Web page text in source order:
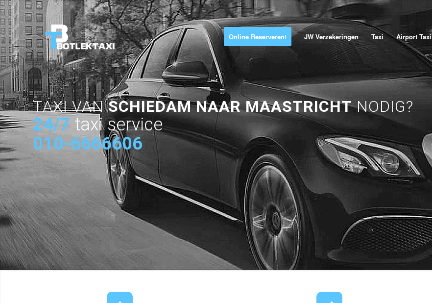
Online Reserveren! JW Verzekeringen Taxi Airport Taxi
TAXI VANSCHIEDAM NAAR MAASTRICHTNODIG?
24/7 taxi service
010-6666606